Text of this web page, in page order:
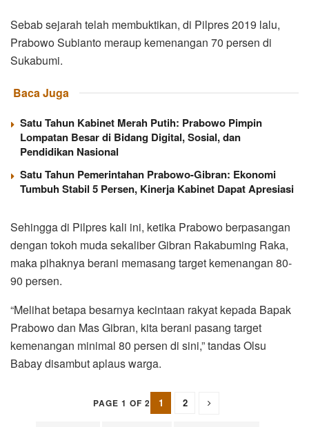
Sebab sejarah telah membuktikan, di Pilpres 2019 lalu,
Prabowo Subianto meraup kemenangan 70 persen di
Sukabumi.
Baca Juga
Satu Tahun Kabinet Merah Putih: Prabowo Pimpin
Lompatan Besar di Bidang Digital, Sosial, dan
Pendidikan Nasional
Satu Tahun Pemerintahan Prabowo-Gibran: Ekonomi
Tumbuh Stabil 5 Persen, Kinerja Kabinet Dapat Apresiasi
Sehingga di Pilpres kali ini, ketika Prabowo berpasangan
dengan tokoh muda sekaliber Gibran Rakabuming Raka,
maka pihaknya berani memasang target kemenangan 80-
90 persen.
“Melihat betapa besarnya kecintaan rakyat kepada Bapak
Prabowo dan Mas Gibran, kita berani pasang target
kemenangan minimal 80 persen di sini,” tandas Olsu
Babay disambut aplaus warga.
PAGE 1 OF 2 1 2